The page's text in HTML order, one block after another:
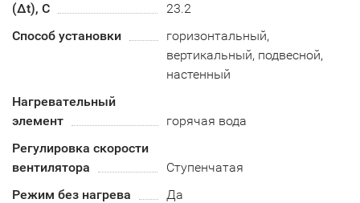
(Δt), C
23.2
Способ установки
горизонтальный,
вертикальный, подвесной,
настенный
Нагревательный
элемент
горячая вода
Регулировка скорости
вентилятора
Ступенчатая
Режим без нагрева
Да